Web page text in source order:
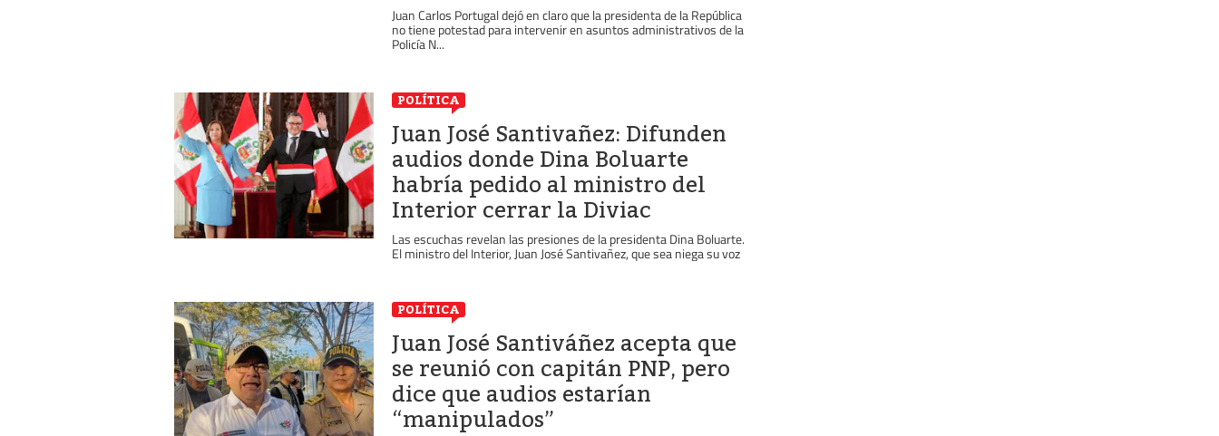
Juan Carlos Portugal dejó en claro que la presidenta de la República
no tiene potestad para intervenir en asuntos administrativos de la
Policía N...
POLÍTICA
Juan José Santivañez: Difunden
audios donde Dina Boluarte
habría pedido al ministro del
Interior cerrar la Diviac
Las escuchas revelan las presiones de la presidenta Dina Boluarte.
El ministro del Interior, Juan José Santivañez, que sea niega su voz
POLÍTICA
Juan José Santiváñez acepta que
se reunió con capitán PNP, pero
dice que audios estarían
“manipulados”